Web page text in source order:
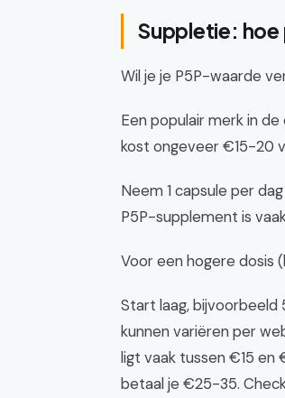
Suppletie: hoe
Wil je je P5P-waarde
Een populair merk in
kost ongeveer €15-20
Neem 1 capsule per
P5P-supplement is
Voor een hogere dosis
Start laag, bijvoorbeeld
kunnen variëren per
ligt vaak tussen €15
betaal je €25-35.